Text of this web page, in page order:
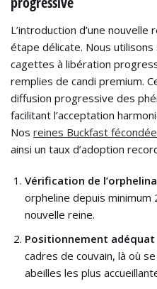
L’introduction d’une
étape délicate. Nous
cagettes à libération
remplies de candi premium.
diffusion progressive des
facilitant l’acceptation
Nos reines Buckfast
ainsi un taux d’adoption
Vérification de
orpheline depuis minimum
nouvelle reine.
Positionnement adéquat
cadres de couvain, là où
abeilles les plus